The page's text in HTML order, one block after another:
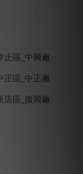
止區_中興廠
正區_中正廠
店區_復興廠